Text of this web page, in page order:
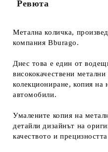
Ревюта
Метална количка,
компания Bburago.
Днес това е един от
висококачествени
колекциониране, копия на
автомобили.
Умалените копия на
детайли дизайнът на
качеството и